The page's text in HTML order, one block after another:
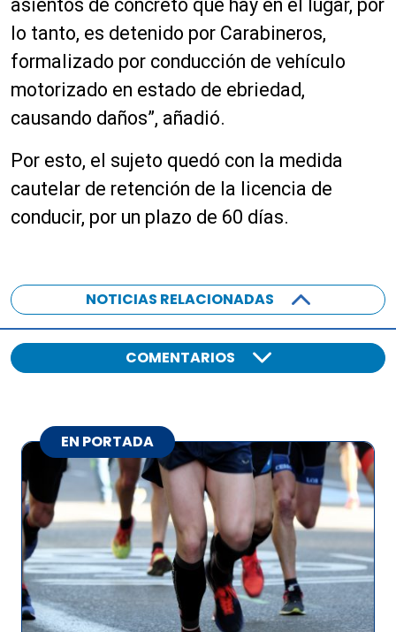
asientos de concreto que hay en el lugar, por
lo tanto, es detenido por Carabineros,
formalizado por conducción de vehículo
motorizado en estado de ebriedad,
causando daños”, añadió.
Por esto, el sujeto quedó con la medida
cautelar de retención de la licencia de
conducir, por un plazo de 60 días.
NOTICIAS RELACIONADAS
COMENTARIOS
EN PORTADA